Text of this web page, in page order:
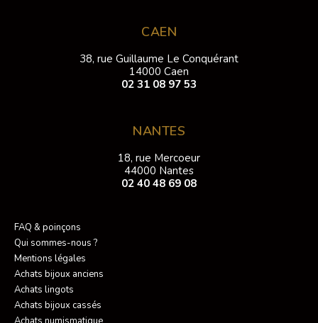
CAEN
38, rue Guillaume Le Conquérant
14000 Caen
02 31 08 97 53
NANTES
18, rue Mercoeur
44000 Nantes
02 40 48 69 08
FAQ & poinçons
Qui sommes-nous ?
Mentions légales
Achats bijoux anciens
Achats lingots
Achats bijoux cassés